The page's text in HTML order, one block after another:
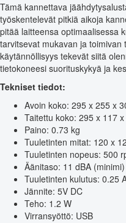
Tämä kannettava
työskentelevät pitkiä aikoja
pitää laitteensa optimaalisessa
tarvitsevat mukavan ja
käytännöllisyys tekevät siitä
tietokoneesi suorituskykyä ja
Tekniset tiedot:
Avoin koko: 295 x 255 x
Taitettu koko: 295 x 117
Paino: 0.73 kg
Tuuletinten mitat: 120 x
Tuuletinten nopeus: 500
Äänitaso: 11 dBA (minimi)
Tuuletinten kulutus: 0.25
Jännite: 5V DC
Teho: 1.2 W
Virransyöttö: USB